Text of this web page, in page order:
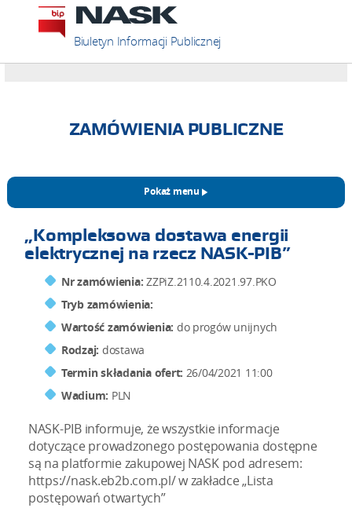
Biuletyn Informacji Publicznej
ZAMÓWIENIA PUBLICZNE
Pokaż menu
„Kompleksowa dostawa energii
elektrycznej na rzecz NASK-PIB”
Nr zamówienia: ZZPiZ.2110.4.2021.97.PKO
Tryb zamówienia:
Wartość zamówienia: do progów unijnych
Rodzaj: dostawa
Termin składania ofert: 26/04/2021 11:00
Wadium: PLN
NASK-PIB informuje, że wszystkie informacje
dotyczące prowadzonego postępowania dostępne
są na platformie zakupowej NASK pod adresem:
https://nask.eb2b.com.pl/ w zakładce „Lista
postępowań otwartych”